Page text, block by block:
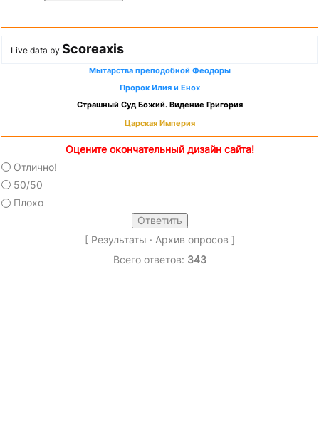
Live data by Scoreaxis
Мытарства преподобной Феодоры
Пророк Илия и Енох
Страшный Суд Божий. Видение Григория
Царская Империя
Оцените окончательный дизайн сайта!
Отлично!
50/50
Плохо
[ Результаты · Архив опросов ]
Всего ответов: 343